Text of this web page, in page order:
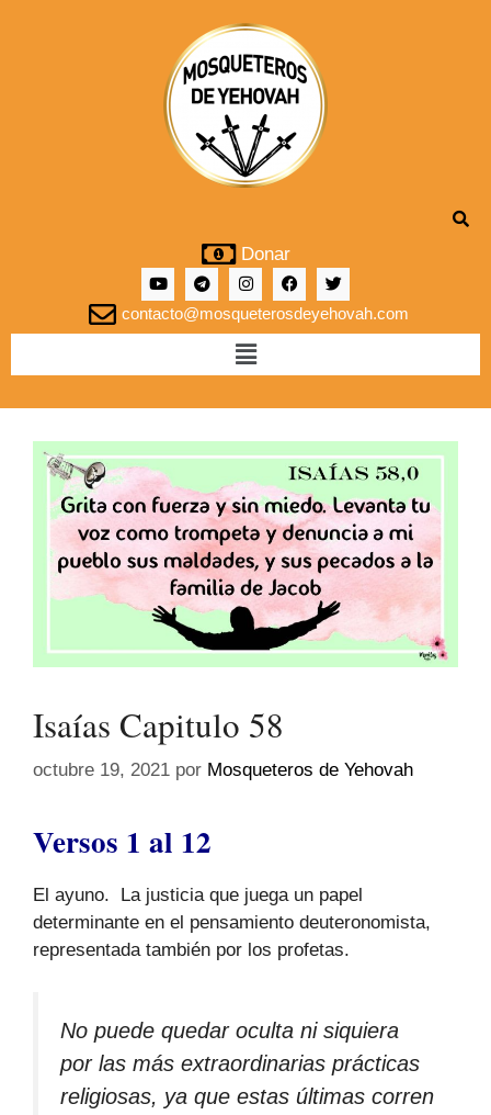
Donar
contacto@mosqueterosdeyehovah.com
Isaías Capitulo 58
octubre 19, 2021 por Mosqueteros de Yehovah
Versos 1 al 12
El ayuno. La justicia que juega un papel
determinante en el pensamiento deuteronomista,
representada también por los profetas.
No puede quedar oculta ni siquiera
por las más extraordinarias prácticas
religiosas, ya que estas últimas corren